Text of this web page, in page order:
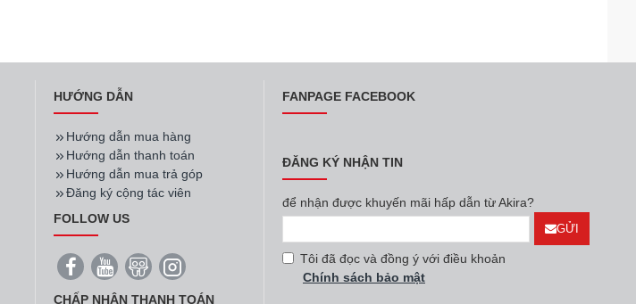
HƯỚNG DẪN
Hướng dẫn mua hàng
Hướng dẫn thanh toán
Hướng dẫn mua trả góp
Đăng ký cộng tác viên
FOLLOW US
CHẤP NHẬN THANH TOÁN
FANPAGE FACEBOOK
ĐĂNG KÝ NHẬN TIN
để nhận được khuyến mãi hấp dẫn từ Akira?
GỬI
Tôi đã đọc và đồng ý với điều khoản
Chính sách bảo mật